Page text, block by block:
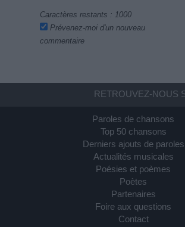
Caractères restants : 1000
Prévenez-moi d'un nouveau
commentaire
RETROUVEZ-NOUS
Paroles de chansons
Top 50 chansons
Derniers ajouts de paroles
Actualités musicales
Poésies et poèmes
Poètes
Partenaires
Foire aux questions
Contact